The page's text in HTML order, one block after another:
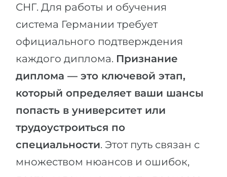
Земли
Специальности
Примеры вакансий
Тест Голланда
Бакалавриата
Магистратуры
ПОСТУПАЕМ НА...
Медицина
Другая специальность
ПОСТУПАЕМ ИЗ...
СНГ. Для работы и обучения
система Германии требует
официального подтверждения
каждого диплома. Признание
диплома — это ключевой этап,
который определяет ваши шансы
попасть в университет или
трудоустроиться по
специальности. Этот путь связан с
множеством нюансов и ошибок,